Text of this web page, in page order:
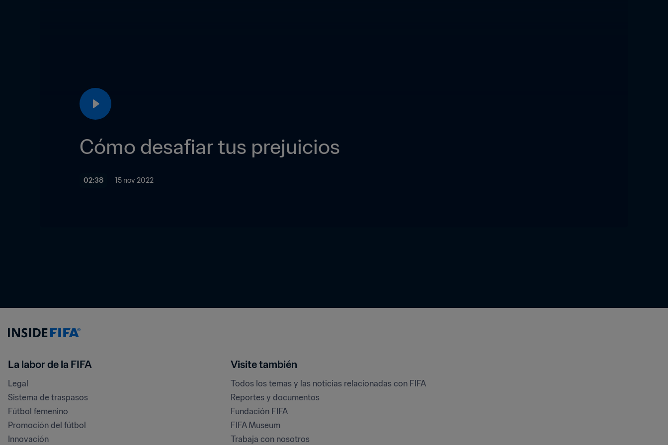
Cómo desafiar tus prejuicios
02:38 15 nov 2022
La labor de la FIFA
Legal
Sistema de traspasos
Fútbol femenino
Promoción del fútbol
Innovación
Visite también
Todos los temas y las noticias relacionadas con FIFA
Reportes y documentos
Fundación FIFA
FIFA Museum
Trabaja con nosotros